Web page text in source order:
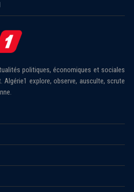
politiques, économiques et sociales
Algérie1 explore, observe, ausculte, scrute